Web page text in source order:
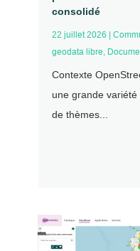
consolidé
22 juillet 2026
geodata libre,
Contexte
une grande
de thèmes...